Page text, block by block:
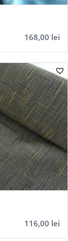
168,00 lei
116,00 lei